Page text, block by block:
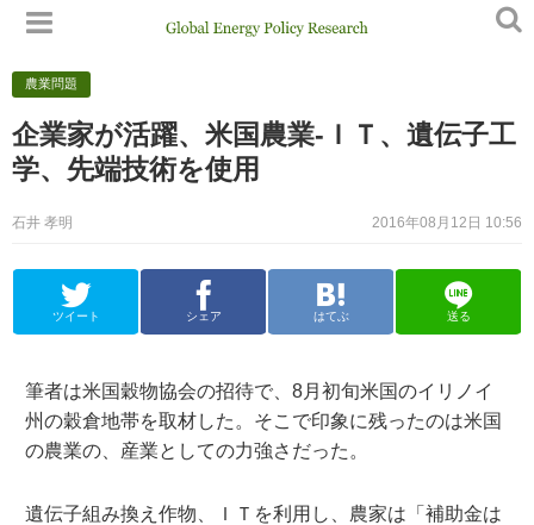
農業問題
企業家が活躍、米国農業-ＩＴ、遺伝子工
学、先端技術を使用
2016年08月12日 10:56
石井 孝明
ツイート シェア はてぶ 送る
筆者は米国穀物協会の招待で、8月初旬米国のイリノイ
州の穀倉地帯を取材した。そこで印象に残ったのは米国
の農業の、産業としての力強さだった。
遺伝子組み換え作物、ＩＴを利用し、農家は「補助金は